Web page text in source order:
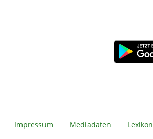
Impressum Mediadaten Lexikon